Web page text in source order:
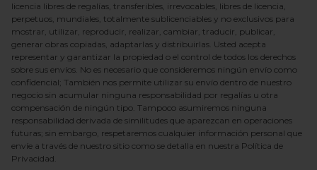
licencia libres de regalías, transferibles, irrevocables, libres de licencia,
perpetuos, mundiales, totalmente sublicenciables y no exclusivos para
mostrar, utilizar, reproducir, realizar, cambiar, traducir, publicar,
generar obras copiadas, adaptarlas y distribuirlas. Usted acepta
representar y garantizar la propiedad o el control de todos los derechos
sobre sus envíos. No es necesario que consideremos ningún envío como
confidencial; También nos permite utilizar su envío dentro de nuestro
negocio sin acumular ninguna responsabilidad por regalías u otra
compensación de ningún tipo. Tampoco asumiremos ninguna
responsabilidad derivada de similitudes que aparezcan en operaciones
futuras; sin embargo, respetaremos cualquier información personal que
envíe a través de nuestro sitio como se detalla en nuestra Política de
Privacidad.